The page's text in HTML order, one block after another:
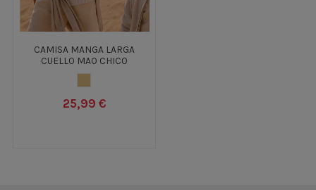
CAMISA MANGA LARGA
CUELLO MAO CHICO
25,99 €